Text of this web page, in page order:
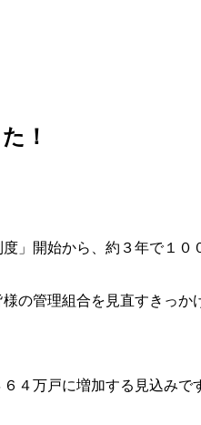
！
」開始から、約３年で１０
の管理組合を見直すきっか
４万戸に増加する見込みで